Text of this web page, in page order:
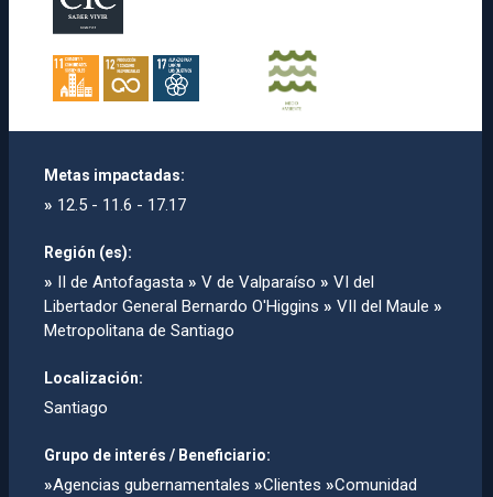
Metas impactadas:
» 12.5 - 11.6 - 17.17
Región (es):
» II de Antofagasta » V de Valparaíso » VI del
Libertador General Bernardo O'Higgins » VII del Maule »
Metropolitana de Santiago
Localización:
Santiago
Grupo de interés / Beneficiario:
»Agencias gubernamentales »Clientes »Comunidad